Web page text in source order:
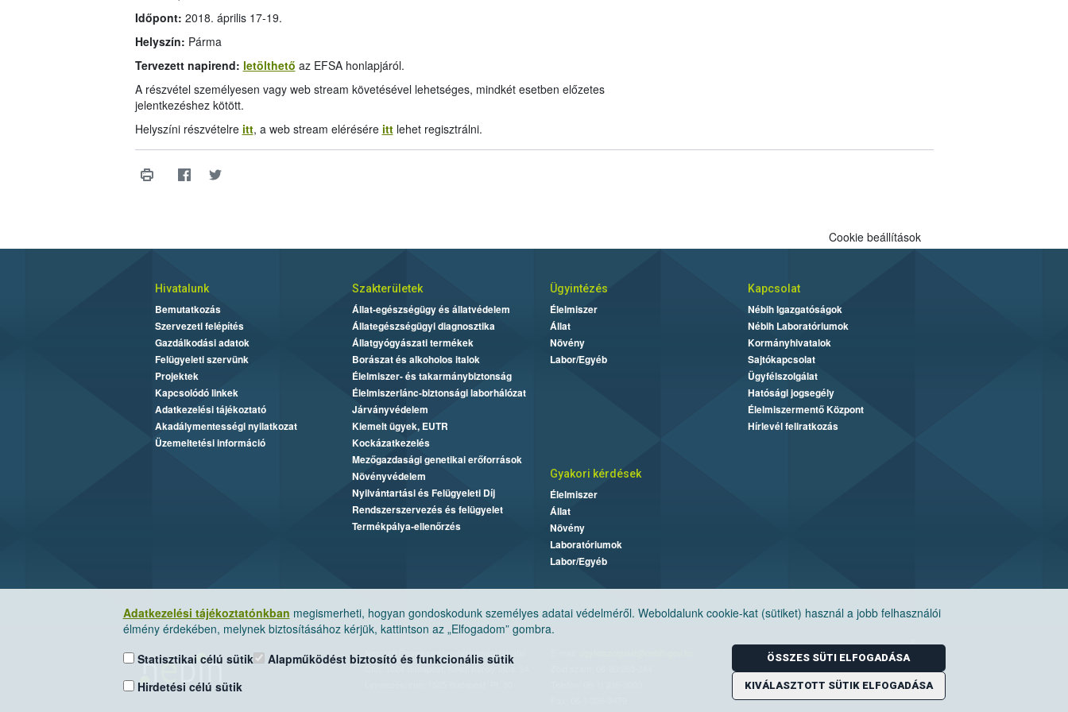
Időpont: 2018. április 17-19.
Helyszín: Párma
Tervezett napirend: letölthető az EFSA honlapjáról.
A részvétel személyesen vagy web stream követésével lehetséges, mindkét esetben előzetes
jelentkezéshez kötött.
Helyszíni részvételre itt, a web stream elérésére ittlehet regisztrálni.
Adatkezelési tájékoztatónkban megismerheti, hogyan gondoskodunk személyes adatai védelméről. Weboldalunk cookie-kat (sütiket) használ a jobb felhasználói
élmény érdekében, melynek biztosításához kérjük, kattintson az „Elfogadom” gombra.
Statisztikai célú sütik
Hirdetési célú sütik
Alapműködést biztosító és funkcionális sütik ÖSSZES SÜTI ELFOGADÁSA
KIVÁLASZTOTT SÜTIK ELFOGADÁSA
Cookie beállítások
Hivatalunk
Bemutatkozás
Szervezeti felépítés
Gazdálkodási adatok
Felügyeleti szervünk
Projektek
Kapcsolódó linkek
Adatkezelési tájékoztató
Akadálymentességi nyilatkozat
Üzemeltetési információ
Szakterületek
Állat-egészségügy és állatvédelem
Állategészségügyi diagnosztika
Állatgyógyászati termékek
Borászat és alkoholos italok
Élelmiszer- és takarmánybiztonság
Élelmiszerlánc-biztonsági laborhálózat
Járványvédelem
Kiemelt ügyek, EUTR
Kockázatkezelés
Mezőgazdasági genetikai erőforrások
Növényvédelem
Nyilvántartási és Felügyeleti Díj
Rendszerszervezés és felügyelet
Termékpálya-ellenőrzés
Ügyintézés
Élelmiszer
Állat
Növény
Labor/Egyéb
Kapcsolat
Nébih Igazgatóságok
Nébih Laboratóriumok
Kormányhivatalok
Sajtókapcsolat
Ügyfélszolgálat
Hatósági jogsegély
Élelmiszermentő Központ
Hírlevél feliratkozás
Gyakori kérdések
Élelmiszer
Állat
Növény
Laboratóriumok
Labor/Egyéb
Nemzeti Élelmiszerlánc-biztonsági Hivatal